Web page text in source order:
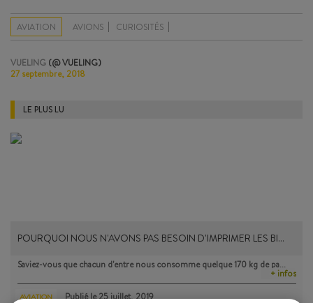
AVIATION AVIONS CURIOSITÉS
VUELING (@ VUELING)
27 septembre, 2018
LE PLUS LU
POURQUOI NOUS N'AVONS PAS BESOIN D'IMPRIMER LES BI…
Saviez-vous que chacun d'entre nous consomme quelque 170 kg de pa…
+ infos
AVIATION Publié le25 juillet, 2019